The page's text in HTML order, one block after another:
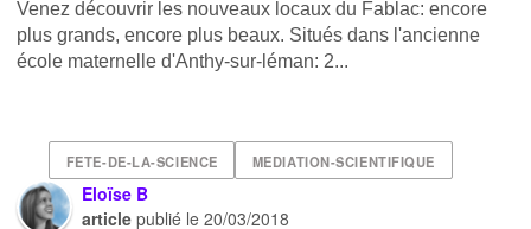
Venez découvrir les nouveaux locaux du Fablac: encore
plus grands, encore plus beaux. Situés dans l'ancienne
école maternelle d'Anthy-sur-léman: 2...
FETE-DE-LA-SCIENCE MEDIATION-SCIENTIFIQUE
Eloïse B
article publié le20/03/2018